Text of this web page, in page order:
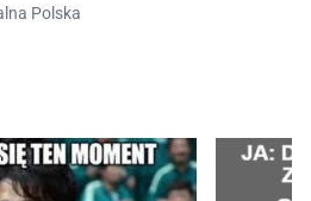
Polska